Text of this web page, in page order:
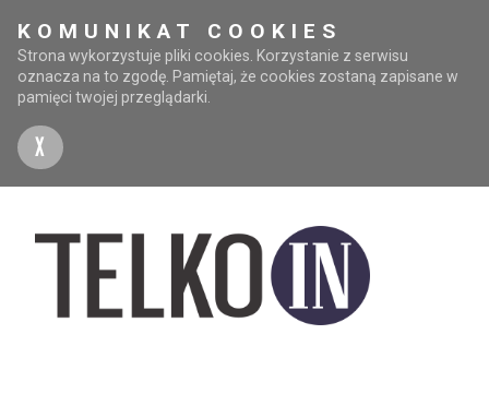
KOMUNIKAT COOKIES
Strona wykorzystuje pliki cookies. Korzystanie z serwisu
oznacza na to zgodę. Pamiętaj, że cookies zostaną zapisane w
pamięci twojej przeglądarki.
X